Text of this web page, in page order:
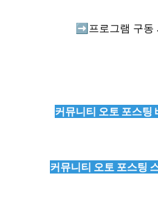
➡️ 프로그램 구동
커뮤니티 오토 포스
커뮤니티 오토 포스팅